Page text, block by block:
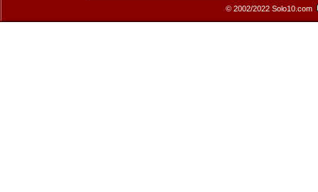
© 2002/2022 Solo10.com